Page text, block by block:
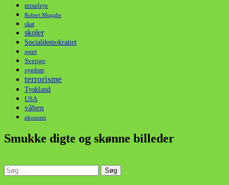
retspleje
Robert Mugabe
skat
skoler
Socialdemokratiet
sport
Sverige
sygdom
terrorisme
Tyskland
USA
våben
økonomi
Smukke digte og skønne billeder
Søg
efter: